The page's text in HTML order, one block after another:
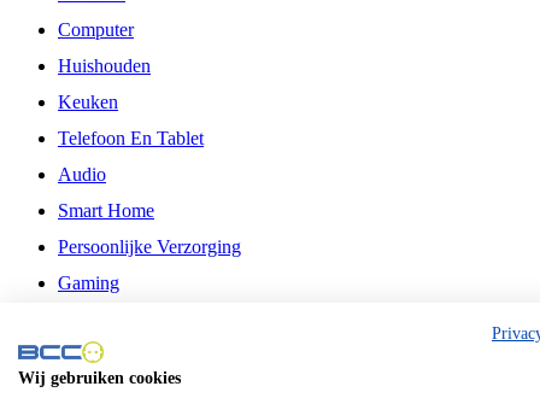
Computer
Huishouden
Keuken
Telefoon En Tablet
Audio
Smart Home
Persoonlijke Verzorging
Gaming
Philips
Wij gebruiken cookies